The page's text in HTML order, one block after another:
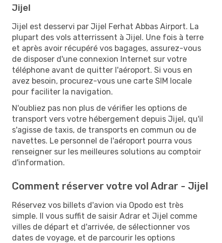
Jijel
Jijel est desservi par Jijel Ferhat Abbas Airport. La
plupart des vols atterrissent à Jijel. Une fois à terre
et après avoir récupéré vos bagages, assurez-vous
de disposer d'une connexion Internet sur votre
téléphone avant de quitter l'aéroport. Si vous en
avez besoin, procurez-vous une carte SIM locale
pour faciliter la navigation.
N'oubliez pas non plus de vérifier les options de
transport vers votre hébergement depuis Jijel, qu'il
s'agisse de taxis, de transports en commun ou de
navettes. Le personnel de l'aéroport pourra vous
renseigner sur les meilleures solutions au comptoir
d'information.
Comment réserver votre vol Adrar - Jijel
Réservez vos billets d'avion via Opodo est très
simple. Il vous suffit de saisir Adrar et Jijel comme
villes de départ et d'arrivée, de sélectionner vos
dates de voyage, et de parcourir les options